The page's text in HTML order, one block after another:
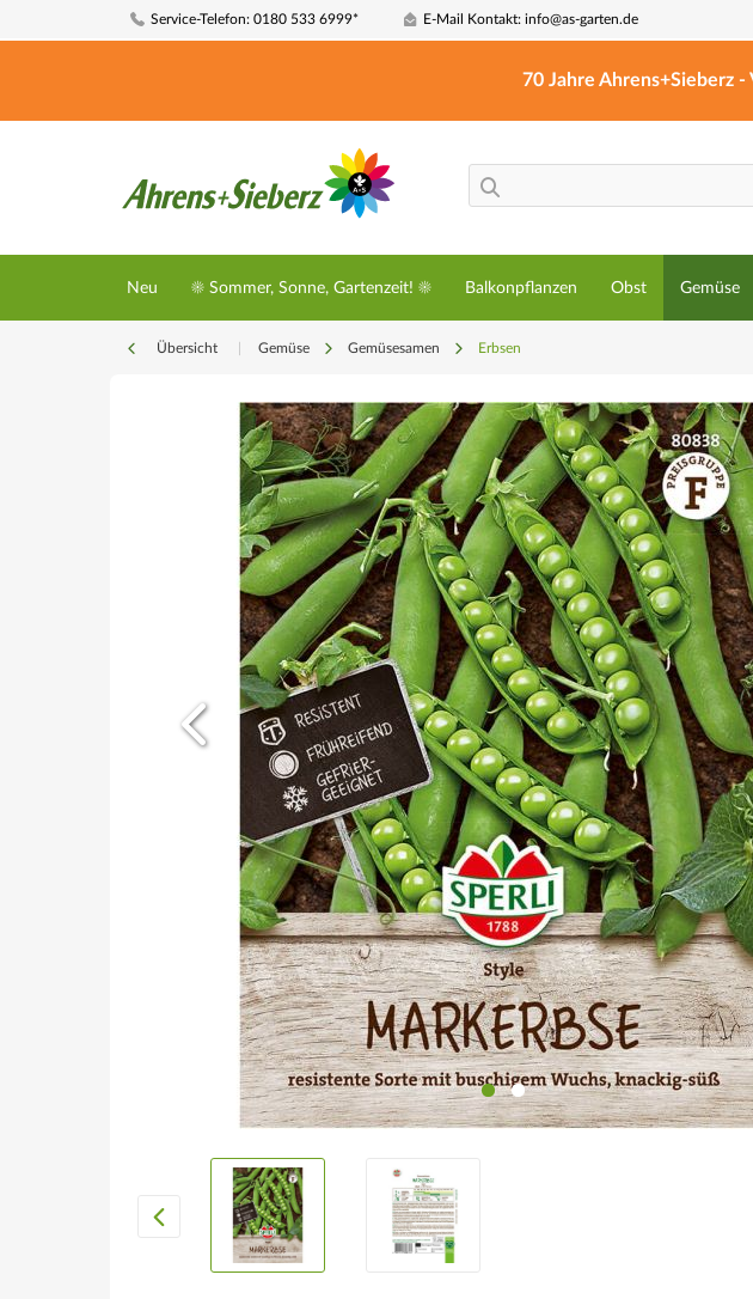
Service-Telefon: 0180 533 6999* E-Mail Kontakt: info@as-garten.de
70 Jahre Ahrens+Sieberz
Neu ☀️ Sommer, Sonne, Gartenzeit! ☀️ Balkonpflanzen Obst Gemüse
Übersicht Gemüse Gemüsesamen Erbsen